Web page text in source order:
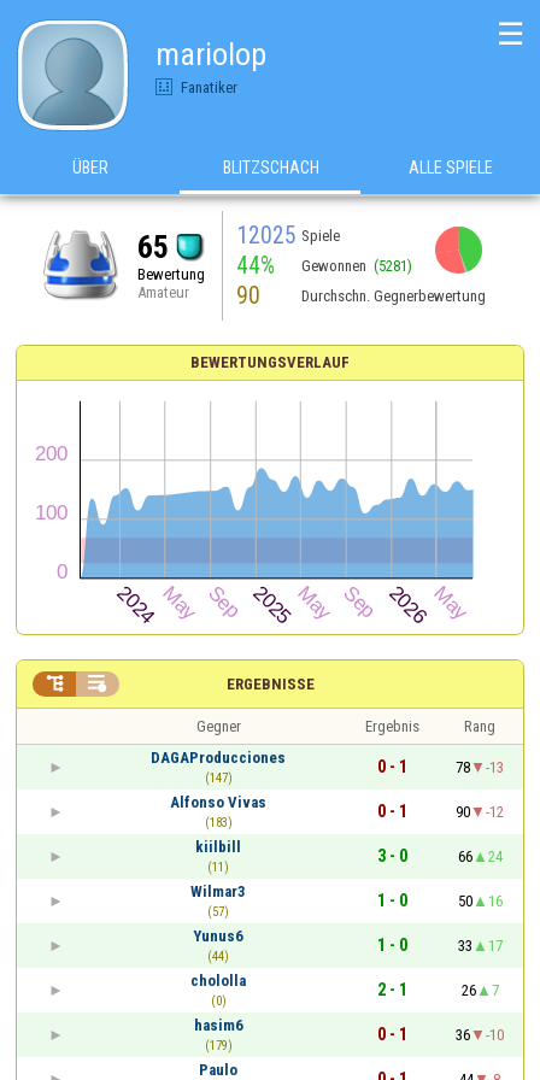
mariolop
Fanatiker
☰
ÜBER BLITZSCHACH ALLE SPIELE
65
Bewertung
Amateur
12025 Spiele
44% Gewonnen (5281)
90 Durchschn. Gegnerbewertung
BEWERTUNGSVERLAUF
ERGEBNISSE
 
Gegner Ergebnis
Rang
DAGAProducciones
(147)
0 - 1 78
-13
Alfonso Vivas
(183)
0 - 1 90
-12
kiilbill
(11)
3 - 0 66
24
Wilmar3
(57)
1 - 0 50
16
Yunus6
(44)
1 - 0 33
17
chololla
(0)
2 - 1 26
7
hasim6
(179)
0 - 1 36
-10
Paulo